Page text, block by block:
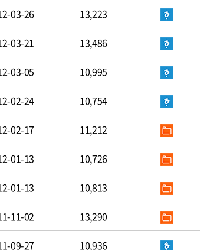
03-26 13,223
03-21 13,486
03-05 10,995
02-24 10,754
02-17 11,212
01-13 10,726
01-13 10,813
11-02 13,290
09-27 10,936